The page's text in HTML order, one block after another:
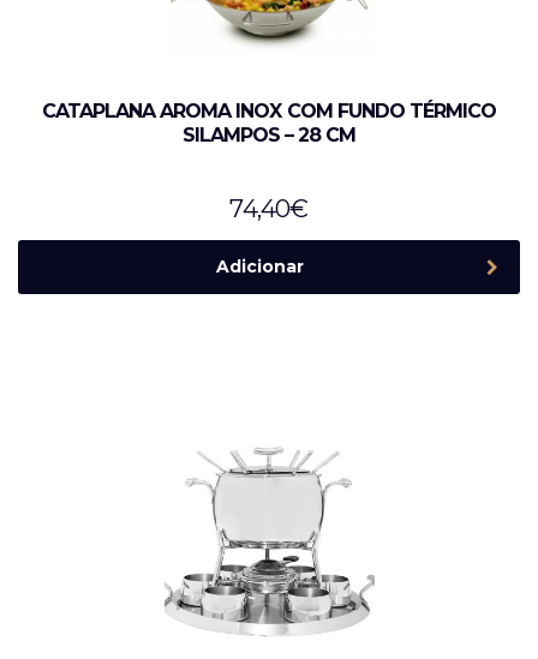
CATAPLANA AROMA INOX COM FUNDO TÉRMICO
SILAMPOS – 28 CM
74,40€
Adicionar